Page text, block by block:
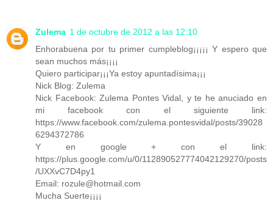
Zulema 1 de octubre de 2012 a las 12:10
Enhorabuena por tu primer cumpleblog¡¡¡¡¡ Y espero que
sean muchos más¡¡¡¡
Quiero participar¡¡¡Ya estoy apuntadísima¡¡¡
Nick Blog: Zulema
Nick Facebook: Zulema Pontes Vidal, y te he anuciado en
mi facebook con el siguiente link:
https://www.facebook.com/zulema.pontesvidal/posts/39028
6294372786
Y en google + con el link:
https://plus.google.com/u/0/112890527774042129270/posts
/UXXvC7D4py1
Email: rozule@hotmail.com
Mucha Suerte¡¡¡¡